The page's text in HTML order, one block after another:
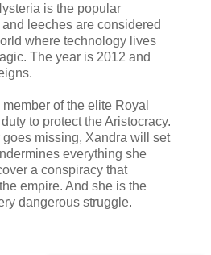
is the popular
leeches are considered
where technology lives
The year is 2012 and
of the elite Royal
to protect the Aristocracy.
goes missing, Xandra will set
everything she
a conspiracy that
empire. And she is the
dangerous struggle.